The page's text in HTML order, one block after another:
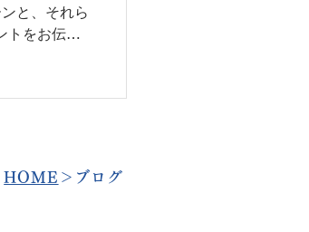
と、それら
トをお伝え
​HOME ＞ブログ